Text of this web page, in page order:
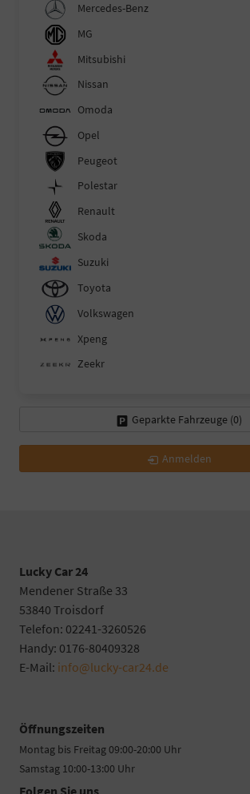
Mercedes-Benz
MG
Mitsubishi
Nissan
Omoda
Opel
Peugeot
Polestar
Renault
Skoda
Suzuki
Toyota
Volkswagen
Xpeng
Zeekr
Geparkte Fahrzeuge (0)
Anmelden
Lucky Car 24
Mendener Straße 33
53840 Troisdorf
Telefon: 02241-3260526
Handy: 0176-80409328
E-Mail: info@lucky-car24.de
Öffnungszeiten
Montag bis Freitag 09:00-20:00 Uhr
Samstag 10:00-13:00 Uhr